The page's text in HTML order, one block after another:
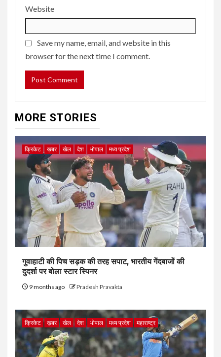
Website
Save my name, email, and website in this
browser for the next time I comment.
MORE STORIES
क्रिकेट ख़बर खेल देश भोपाल मध्य प्रदेश
गुवाहाटी की पिच सड़क की तरह सपाट, भारतीय गेंदबाजों की
दुदर्शा पर बोला स्टार स्पिनर
9 months ago Pradesh Pravakta
क्रिकेट ख़बर खेल देश भोपाल मध्य प्रदेश महाराष्ट्र